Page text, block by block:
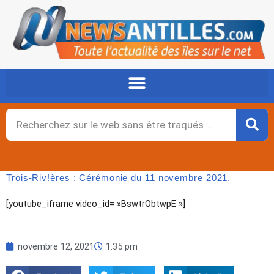
contenu
Rechercher
Trois-Riv!ères : Cérémonie du 11 novembre 2021.
[youtube_iframe video_id= »BswtrObtwpE »]
novembre 12, 2021 1:35 pm